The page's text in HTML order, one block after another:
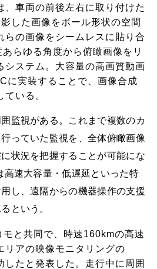
、車両の前後左右に取り付けた
した画像をボール形状の空間
らの画像をシームレスに貼り合
らゆる角度から俯瞰画像をリ
システム。大容量の高画質動画
に実装することで、画像合成
いる。
監視がある。これまで複数のカ
っていた監視を、全体俯瞰画像
状況を把握することが可能にな
高速大容量・低遅延といった特
し、遠隔からの機器操作の支援
という。
と共同で、時速160kmの高速
リアの映像モニタリングの
したと発表した。走行中に周囲